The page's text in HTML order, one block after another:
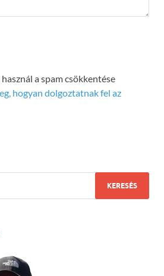
a spam csökkentése
hogyan dolgoztatnak fel az